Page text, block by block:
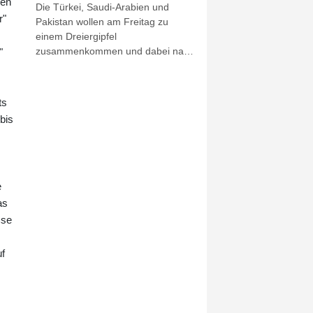
Die Türkei, Saudi-Arabien und
Pakistan wollen am Freitag zu
einem Dreiergipfel
zusammenkommen und dabei nach